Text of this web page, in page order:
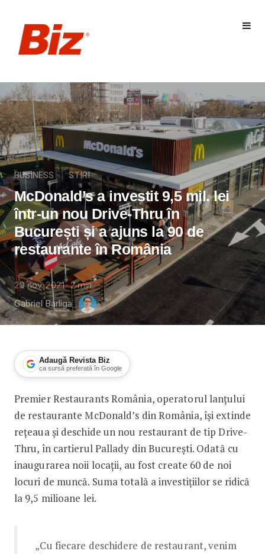
BUSINESS STIRI
McDonald’s a investit 9,5 mil. lei
într-un nou Drive-Thru în
București și a ajuns la 90 de
restaurante în România
29 nov. 2021 2min
Gabriel Barliga
Adaugă Revista Biz
ca sursă preferată în Google
McDonald’s a investit 9,5 mil. lei
Premier Restaurants România, operatorul lanțului
de restaurante McDonald’s din România, își extinde
rețeaua și deschide un nou restaurant de tip Drive-
Thru, în cartierul Pallady din București. Odată cu
inaugurarea noii locații, au fost create 60 de noi
locuri de muncă. Suma totală a investițiilor se ridică
la 9,5 milioane lei.
„Cu fiecare deschidere de restaurant, venim